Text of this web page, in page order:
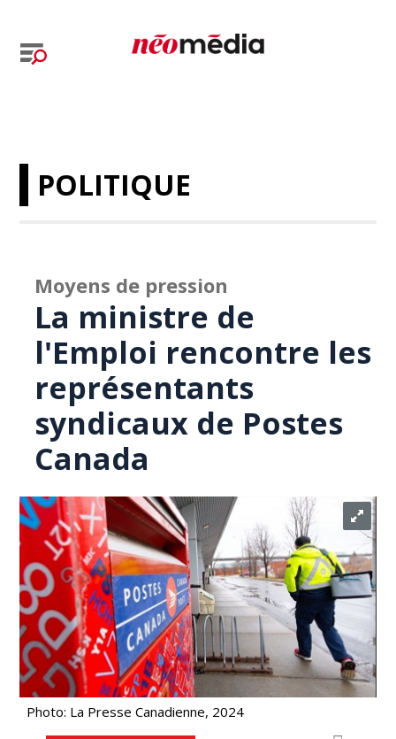
POLITIQUE
Moyens de pression
La ministre de
l'Emploi rencontre les
représentants
syndicaux de Postes
Canada
Photo: La Presse Canadienne, 2024